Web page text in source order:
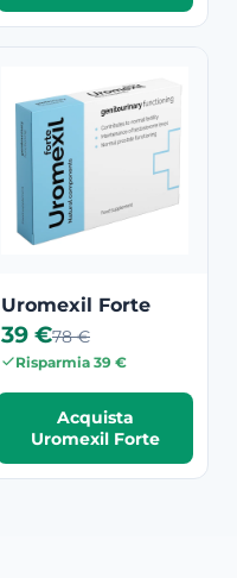
Uromexil Forte
39 €78 €
Risparmia 39 €
Acquista
Uromexil Forte